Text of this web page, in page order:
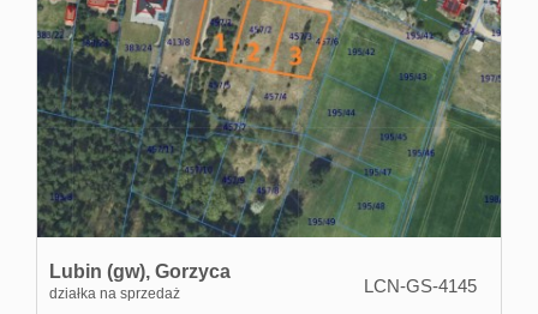
Kredyty
Kontakt
Notatnik
Lubin (gw), Gorzyca
działka na sprzedaż LCN-GS-4145